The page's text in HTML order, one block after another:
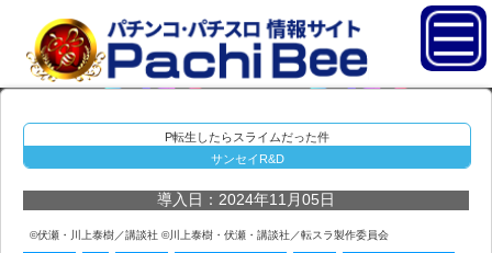
P転生したらスライムだった件
サンセイR&D
導入日：2024年11月05日
©伏瀬・川上泰樹／講談社 ©川上泰樹・伏瀬・講談社／転スラ製作委員会